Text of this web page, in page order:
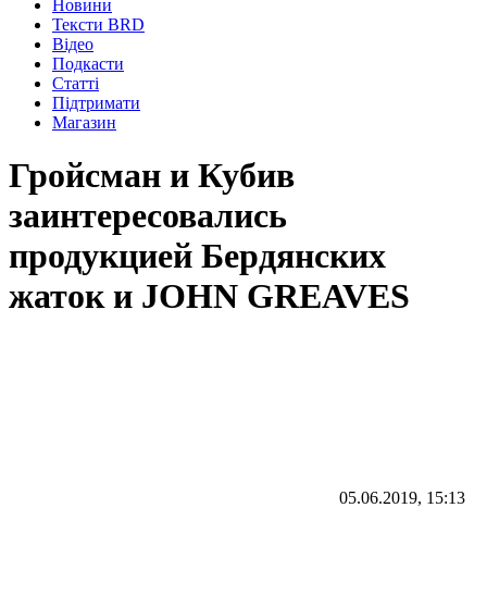
Новини
Тексти BRD
Відео
Подкасти
Статті
Підтримати
Магазин
Гройсман и Кубив
заинтересовались
продукцией Бердянских
жаток и JOHN GREAVES
05.06.2019, 15:13